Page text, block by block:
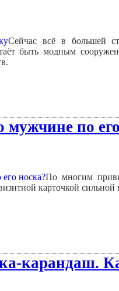
Сейчас всё в большей
быть модным
мужчине по
По многим
карточкой сильной
карандаш.